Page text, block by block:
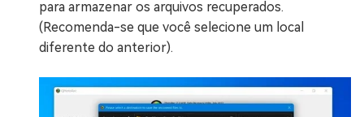
para armazenar os arquivos recuperados.
(Recomenda-se que você selecione um local
diferente do anterior).